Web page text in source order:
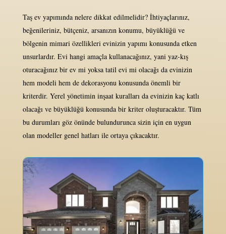
Taş ev yapımında nelere dikkat edilmelidir? İhtiyaçlarınız,
beğenileriniz, bütçeniz, arsanızın konumu, büyüklüğü ve
bölgenin mimari özellikleri evinizin yapımı konusunda etken
unsurlardır. Evi hangi amaçla kullanacağınız, yani yaz-kış
oturacağınız bir ev mi yoksa tatil evi mi olacağı da evinizin
hem modeli hem de dekorasyonu konusunda önemli bir
kriterdir. Yerel yönetimin inşaat kuralları da evinizin kaç katlı
olacağı ve büyüklüğü konusunda bir kriter oluşturacaktır. Tüm
bu durumları göz önünde bulundurunca sizin için en uygun
olan modeller genel hatları ile ortaya çıkacaktır.